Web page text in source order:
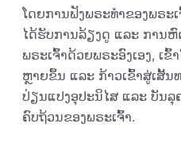
ໂດຍການຟັງພຣະທຳຂອງພຣະເ
ໄດ້ຮັບການລ້ຽງດູ ແລະ ການຫົ
ພຣະເຈົ້າດ້ວຍພຣະອົງເອງ, ເຂົ້
ຫຼາຍຂຶ້ນ ແລະ ກ້າວເຂົ້າສູ່ເສັ້ນ
ປ່ຽນແປງອຸປະນິໄສ ແລະ ບັນ
ຄົບຖ້ວນຂອງພຣະເຈົ້າ.